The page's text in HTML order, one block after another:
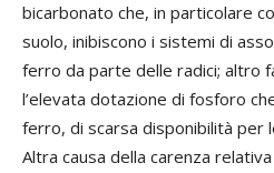
bicarbonato che, in particolare
suolo, inibiscono i sistemi di
ferro da parte delle radici; altro
l’elevata dotazione di fosforo
ferro, di scarsa disponibilità per
Altra causa della carenza